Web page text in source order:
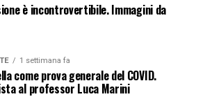
è incontrovertibile. Immagini da
1 settimana fa
come prova generale del COVID.
al professor Luca Marini